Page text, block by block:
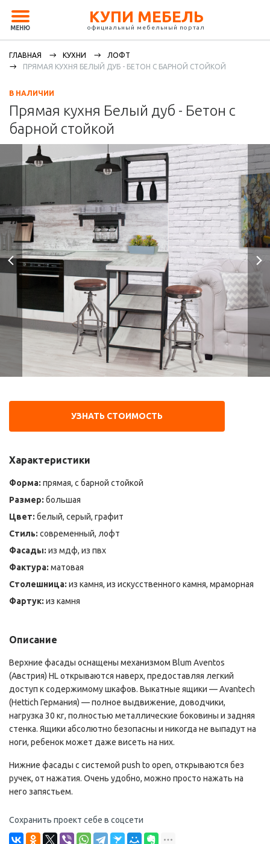
МЕНЮ
КУПИ МЕБЕЛЬ
официальный мебельный портал
ГЛАВНАЯ КУХНИ
ЛОФТ
ПРЯМАЯ КУХНЯ БЕЛЫЙ ДУБ - БЕТОН С БАРНОЙ СТОЙКОЙ
В НАЛИЧИИ
Прямая кухня Белый дуб - Бетон с
барной стойкой
УЗНАТЬ СТОИМОСТЬ
Характеристики
Форма: прямая, с барной стойкой
Размер: большая
Цвет: белый, серый, графит
Стиль: современный, лофт
Фасады: из мдф, из пвх
Фактура: матовая
Столешница: из камня, из искусственного камня, мраморная
Фартук: из камня
Описание
Верхние фасады оснащены механизмом Blum Aventos
(Австрия) HL открываются наверх, предоставляя легкий
доступ к содержимому шкафов. Выкатные ящики — Avantech
(Hettich Германия) — полное выдвижение, доводчики,
нагрузка 30 кг, полностью металлические боковины и задняя
стенка. Ящики абсолютно безопасны и никогда не выпадут на
ноги, ребенок может даже висеть на них.
Нижние фасады с системой push to open, открываются без
ручек, от нажатия. Очень удобно, можно просто нажать на
него запястьем.
Сохранить проект себе в соцсети